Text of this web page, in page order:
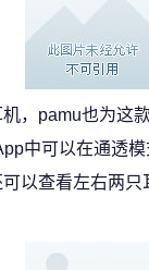
，pamu也为这
中可以在通透
以查看左右两